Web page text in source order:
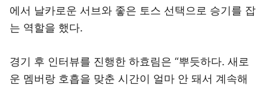
에서 날카로운 서브와 좋은 토스 선택으로 승기를 잡
는 역할을 했다.
경기 후 인터뷰를 진행한 하효림은 “뿌듯하다. 새로
운 멤버랑 호흡을 맞춘 시간이 얼마 안 돼서 계속해